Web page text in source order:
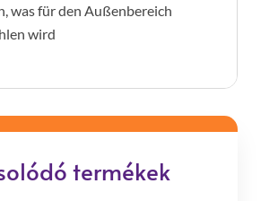
was für den Außenbereich
wird
termékek